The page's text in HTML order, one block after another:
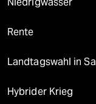
Rente
Landtagswahl in
Hybrider Krieg